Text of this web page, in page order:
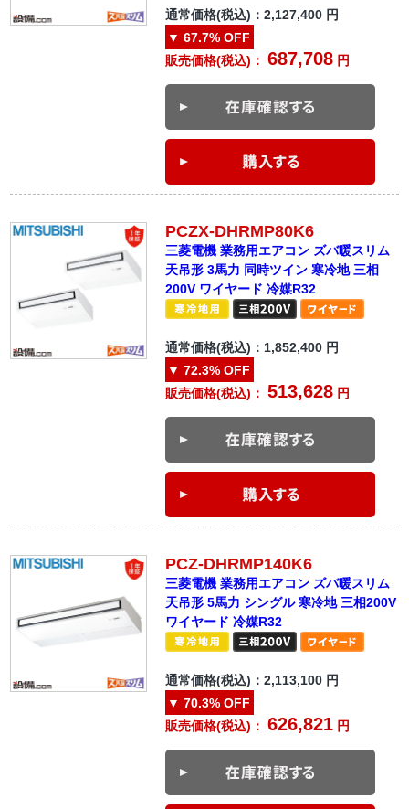
通常価格(税込)：2,127,400 円
▼ 67.7% OFF
販売価格(税込)：687,708 円
PCZX-DHRMP80K6
三菱電機 業務用エアコン ズバ暖スリム
天吊形 3馬力 同時ツイン 寒冷地 三相
200V ワイヤード 冷媒R32
通常価格(税込)： 1,852,400 円
▼ 72.3% OFF
販売価格(税込)：513,628 円
PCZ-DHRMP140K6
三菱電機 業務用エアコン ズバ暖スリム
天吊形 5馬力 シングル 寒冷地 三相200V
ワイヤード 冷媒R32
通常価格(税込)：2,113,100 円
▼ 70.3% OFF
販売価格(税込)：626,821 円